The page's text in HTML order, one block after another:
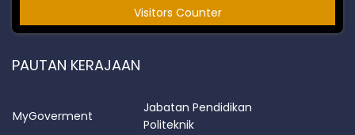
Visitors Counter
PAUTAN KERAJAAN
MyGoverment
Jabatan Pendidikan
Politeknik